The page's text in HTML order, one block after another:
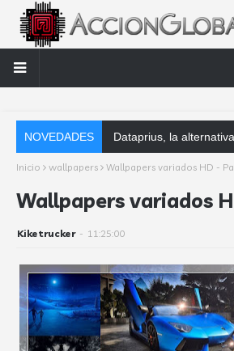
NOVEDADES Dataprius, la alternativa a Google Drive
Inicio wallpapers Wallpapers variados HD -
Wallpapers variados
Kiketrucker - 11:25:00